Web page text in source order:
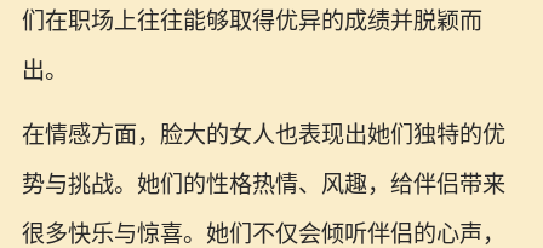
们在职场上往往能够取得优异的成绩并脱颖而
出。
在情感方面，脸大的女人也表现出她们独特的优
势与挑战。她们的性格热情、风趣，给伴侣带来
很多快乐与惊喜。她们不仅会倾听伴侣的心声，